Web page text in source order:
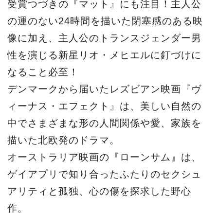
オーストラリア映画の『ローンサム』は、
ゲイアプリで知り合ったふたりのセクシュ
アリティと孤独、心の傷を探求した野心
作。
昨年、2本の長編が大好評だった日本作品。
今年は長編に『幸運の犬』が選ばれ、会場
中を感動の涙で包む。
他にも、コメディやドキュメンタリー、シ
ョートフィルムなど、多岐にわたる充実の
上映ラインナップだ。
さらに、今年は上映後のイベントが目白押